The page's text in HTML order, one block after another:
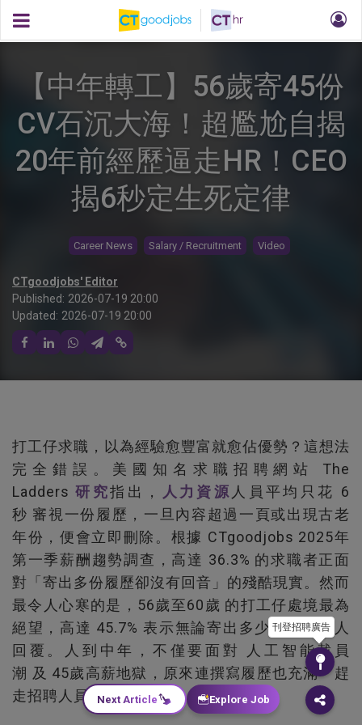
【中年轉工】56歲寄45份
CV石沉大海！超尷尬自揭
20年前經歷逼走HR！CEO
揭6秒定生死定律
Career News Salary / Recruitment Video
CTgoodjobs' Editor
Published: 2026-07-19 20:00
Updated: 2026-07-19 20:00
打工仔求職，以為經驗愈豐富就愈佔優勢？這想法
完全錯誤。美國知名求職招聘網站 The
Ladders研究指出， 人力資源 人員平均只花 6
秒 審視一份履歷，一旦內容超過一頁或出現古老
年份，便會立即刪除。根據 CTgoodjobs 2025年
第一季薪酬趨勢調查，高達 36.3% 的求職者正面
對「寄出多份履歷卻沒有回音」的殘酷現實。然而
最令人心寒的是，56歲至60歲 的打工仔處境最為
絕望，高達 45.7% 表示無論寄出多少履歷都無人
回覆。人到中年，不僅要面對 人工智能裁員
潮 及 45歲高薪地獄，原來連撰寫履歷也充滿「趕
走招聘人員」的地雷……
刊登招聘廣告
Next Article Explore Job